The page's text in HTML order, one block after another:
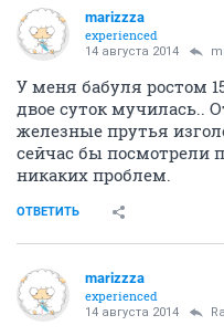
marizzza
experienced
14 августа 2014
У меня бабуля ростом
двое суток мучилась..
железные прутья
сейчас бы посмотрели
никаких проблем.
ОТВЕТИТЬ
marizzza
experienced
14 августа 2014